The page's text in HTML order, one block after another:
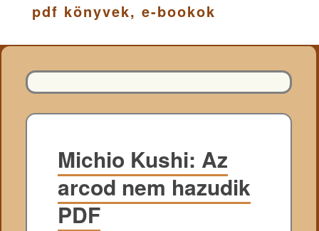
pdf könyvek, e-bookok
Michio Kushi: Az
arcod nem hazudik
PDF